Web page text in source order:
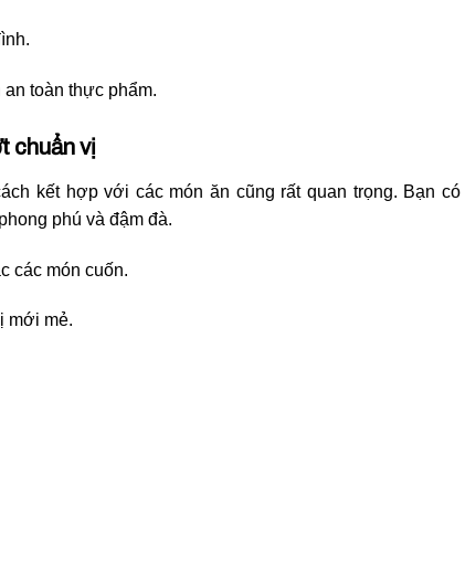
toàn thực phẩm.
chuẩn vị
kết hợp với các món ăn cũng rất quan trọng. Bạn có
phú và đậm đà.
các món cuốn.
mới mẻ.